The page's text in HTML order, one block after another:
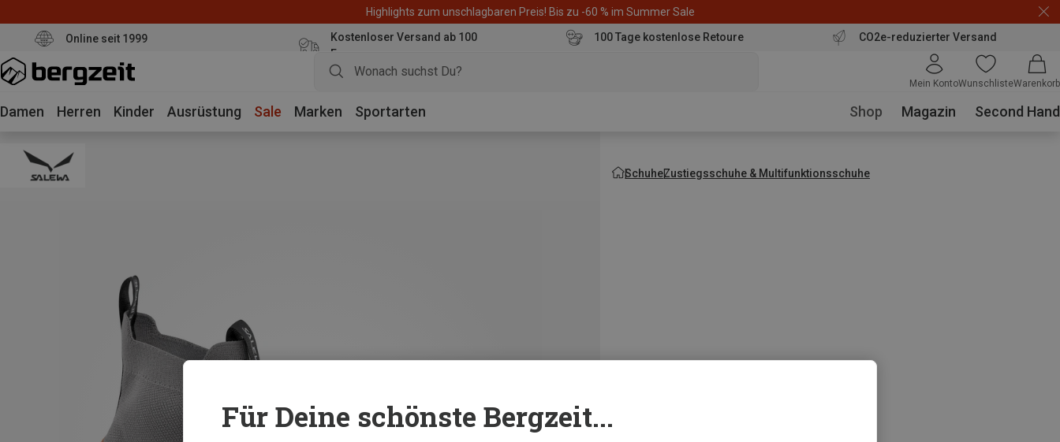
Highlights zum unschlagbaren Preis! Bis zu -60 % im Summer Sale
Online seit 1999
Kostenloser Versand ab 100
Euro
100 Tage kostenlose Retoure CO2e-reduzierter Versand
Mein KontoWunschlisteWarenkorb
Damen Herren Kinder Ausrüstung Sale Marken Sportarten Shop Magazin Second Hand
SchuheZustiegsschuhe & Multifunktionsschuhe
Für Deine schönste Bergzeit...